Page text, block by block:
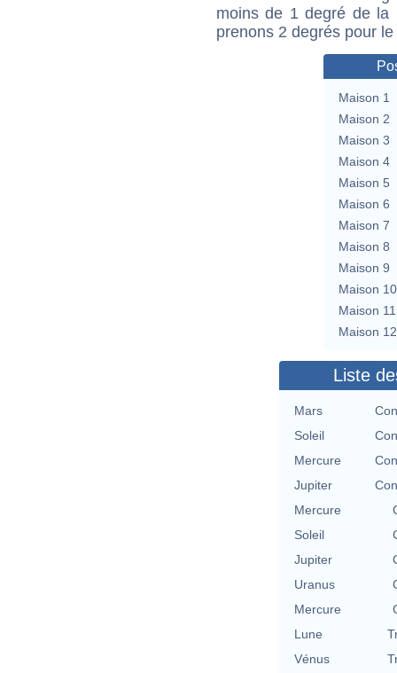
moins de 1 degré de la
prenons 2 degrés pour
Maison 1
Maison 2
Maison 3
Maison 4
Maison 5
Maison 6
Maison 7
Maison 8
Maison 9
Maison 10
Maison 11
Maison 12
Liste
Mars
Soleil
Mercure
Jupiter
Mercure
Soleil
Jupiter
Uranus
Mercure
Lune
Vénus